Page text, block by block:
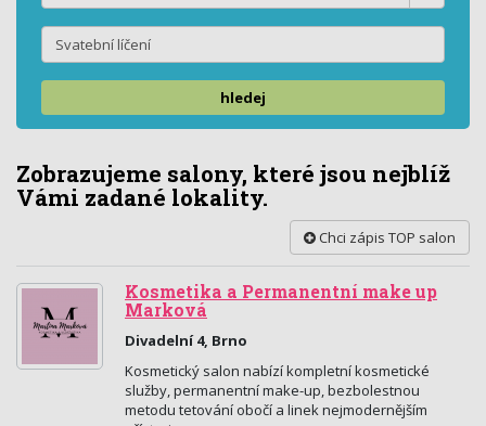
hledej
Zobrazujeme salony, které jsou nejblíž
Vámi zadané lokality.
Chci zápis TOP salon
Kosmetika a Permanentní make up
Marková
Divadelní 4, Brno
Kosmetický salon nabízí kompletní kosmetické
služby, permanentní make-up, bezbolestnou
metodu tetování obočí a linek nejmodernějším